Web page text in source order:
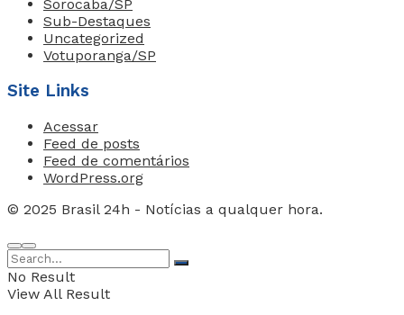
Sorocaba/SP
Sub-Destaques
Uncategorized
Votuporanga/SP
Site Links
Acessar
Feed de posts
Feed de comentários
WordPress.org
© 2025 Brasil 24h - Notícias a qualquer hora.
No Result
View All Result